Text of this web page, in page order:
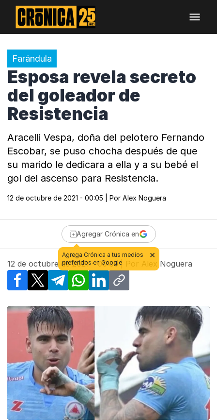
Farándula
Esposa revela secreto
del goleador de
Resistencia
Aracelli Vespa, doña del pelotero Fernando
Escobar, se puso chocha después de que
su marido le dedicara a ella y a su bebé el
gol del ascenso para Resistencia.
12 de octubre de 2021 - 00:05 | Por Alex Noguera
Agregar Crónica en
12 de octubre de 2021 - 00:05| Por Alex Noguera
Facebook
X TelegramWhatsApp
LinkedInCopy link